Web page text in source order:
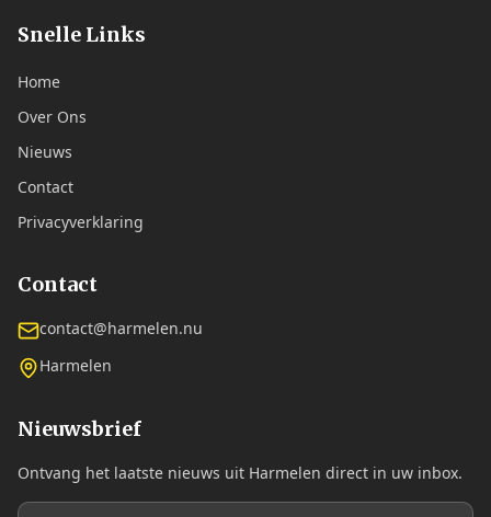
Snelle Links
Home
Over Ons
Nieuws
Contact
Privacyverklaring
Contact
contact@harmelen.nu
Harmelen
Nieuwsbrief
Ontvang het laatste nieuws uit Harmelen direct in uw inbox.